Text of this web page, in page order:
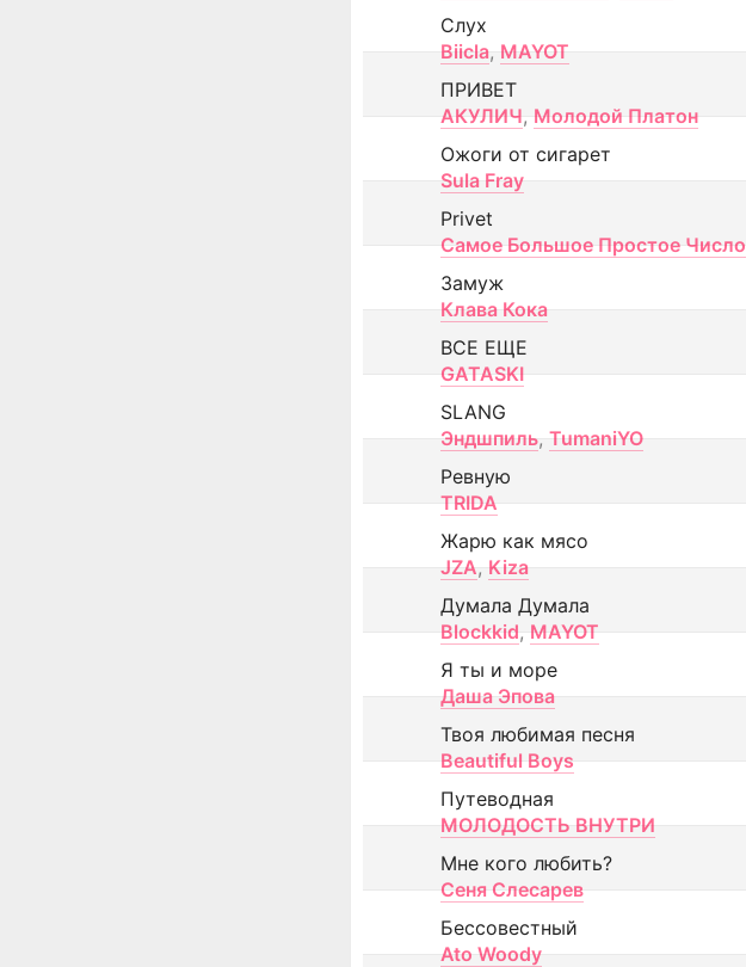
Слух
Biicla, MAYOT
ПРИВЕТ
АКУЛИЧ, Молодой Платон
Ожоги от сигарет
Sula Fray
Privet
Самое Большое Простое Число
Замуж
Клава Кока
ВСЕ ЕЩЕ
GATASKI
SLANG
Эндшпиль, TumaniYO
Ревную
TRIDA
Жарю как мясо
JZA, Kiza
Думала Думала
Blockkid, MAYOT
Я ты и море
Даша Эпова
Твоя любимая песня
Beautiful Boys
Путеводная
МОЛОДОСТЬ ВНУТРИ
Мне кого любить?
Сеня Слесарев
Бессовестный
Ato Woody